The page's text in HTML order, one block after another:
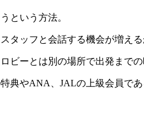
という方法。
タッフと会話する機会が増える
ビーとは別の場所で出発まで
典やANA、JALの上級会員であ